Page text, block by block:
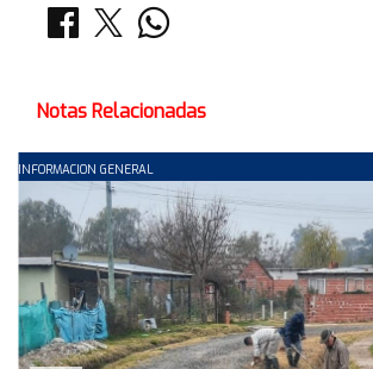
Notas Relacionadas
INFORMACION GENERAL